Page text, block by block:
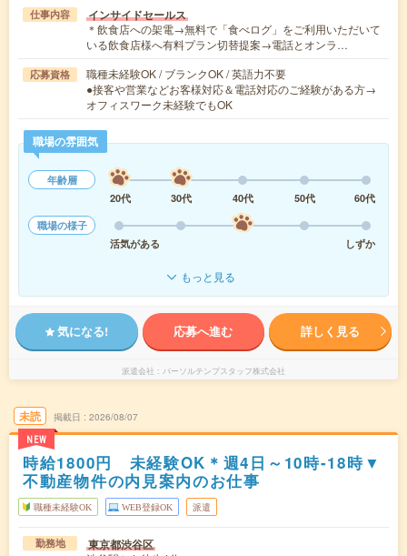
仕事内容 インサイドセールス
＊飲食店への架電→無料で「食べログ」をご利用いただいて
いる飲食店様へ有料プラン切替提案→電話とオンラ…
応募資格
職種未経験OK / ブランクOK / 英語力不要
●接客や営業などお客様対応＆電話対応のご経験がある方→
オフィスワーク未経験でもOK
職場の雰囲気
年齢層
20代
30代 40代 50代
60代
職場の様子
活気がある
しずか
もっと見る
気になる! 応募へ進む 詳しく見る
派遣会社 パーソルテンプスタッフ株式会社
未読
NEW
掲載日 2026/08/07
時給1800円 未経験OK＊週4日～10時-18時▼
不動産物件の内見案内のお仕事
職種未経験OK WEB登録OK 派遣
勤務地 東京都渋谷区